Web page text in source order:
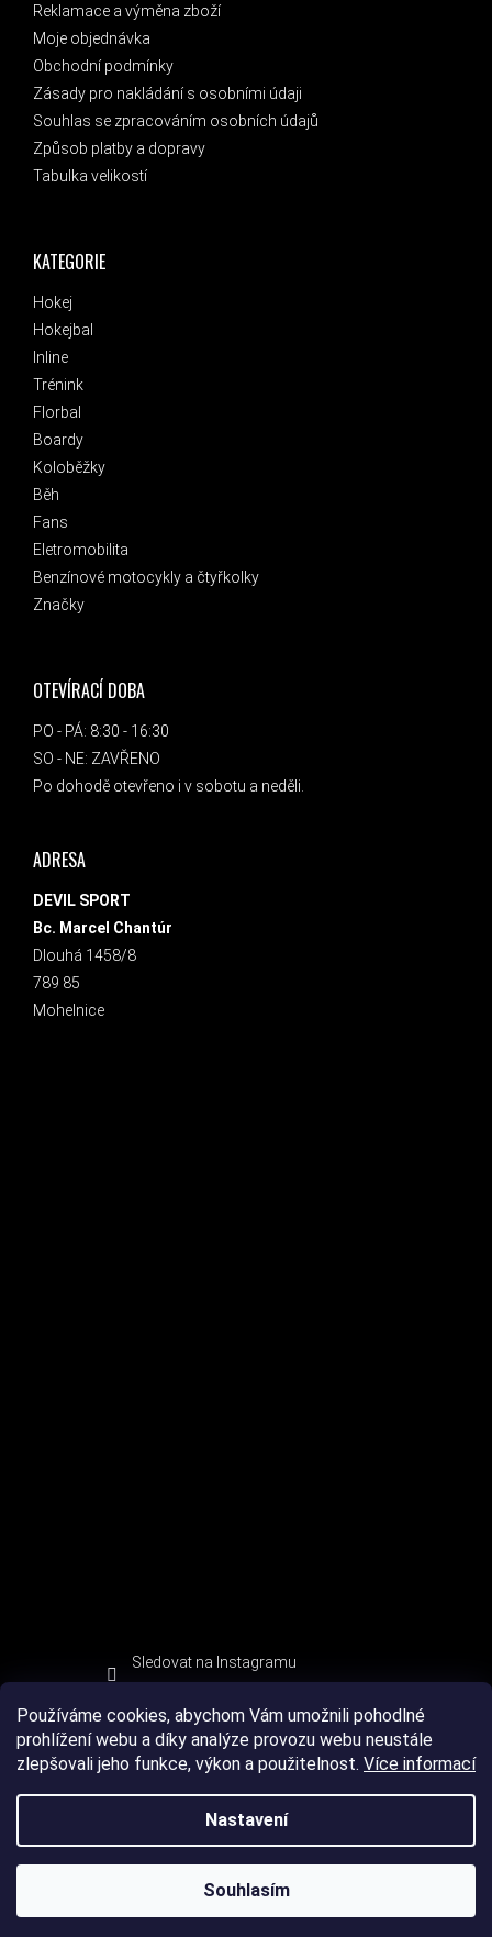
Používáme cookies, abychom Vám umožnili pohodlné
prohlížení webu a díky analýze provozu webu neustále
zlepšovali jeho funkce, výkon a použitelnost. Více informací
Nastavení
Souhlasím
KATEGORIE
Hokej
Hokejbal
Inline
Trénink
Florbal
Boardy
Koloběžky
Běh
Fans
Eletromobilita
Benzínové motocykly a čtyřkolky
Značky
Reklamace a výměna zboží
Moje objednávka
Obchodní podmínky
Zásady pro nakládání s osobními údaji
Souhlas se zpracováním osobních údajů
Způsob platby a dopravy
Tabulka velikostí
OTEVÍRACÍ DOBA
PO - PÁ: 8:30 - 16:30
SO - NE: ZAVŘENO
Po dohodě otevřeno i v sobotu a neděli.
ADRESA
DEVIL SPORT
Bc. Marcel Chantúr
Dlouhá 1458/8
789 85
Mohelnice
Sledovat na Instagramu
DEVIL SPORT. Všechna práva vyhrazena.